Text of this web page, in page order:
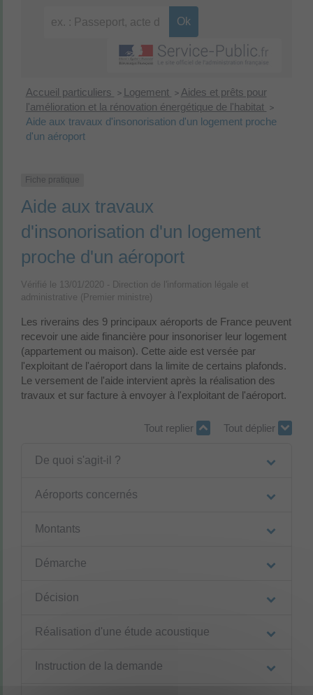
Accueil particuliers > Logement > Aides et prêts pour
l'amélioration et la rénovation énergétique de l'habitat >
Aide aux travaux d'insonorisation d'un logement proche
d'un aéroport
Fiche pratique
Aide aux travaux
d'insonorisation d'un logement
proche d'un aéroport
Vérifié le 13/01/2020 - Direction de l'information légale et
administrative (Premier ministre)
Les riverains des 9 principaux aéroports de France peuvent
recevoir une aide financière pour insonoriser leur logement
(appartement ou maison). Cette aide est versée par
l'exploitant de l'aéroport dans la limite de certains plafonds.
Le versement de l'aide intervient après la réalisation des
travaux et sur facture à envoyer à l'exploitant de l'aéroport.
Tout replier Tout déplier
De quoi s'agit-il ?
Aéroports concernés
Montants
Démarche
Décision
Réalisation d'une étude acoustique
Instruction de la demande